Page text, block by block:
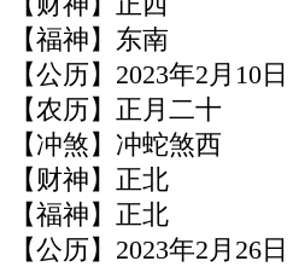
【福神】东南
【公历】2023年2月10日
【农历】正月二十
【冲煞】冲蛇煞西
【财神】正北
【福神】正北
【公历】2023年2月26日